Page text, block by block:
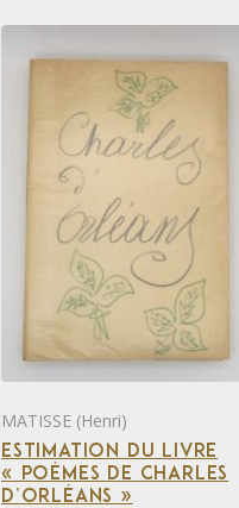
MATISSE (Henri)
ESTIMATION DU LIVRE
« POÈMES DE CHARLES
D’ORLÉANS »